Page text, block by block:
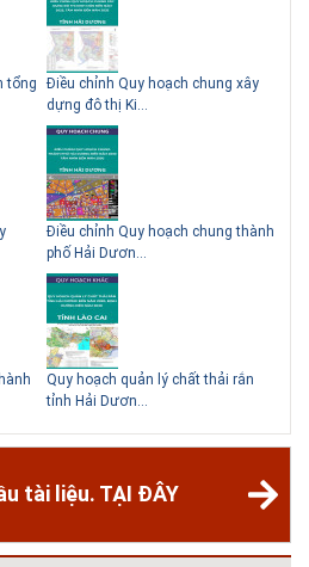
Tuyển sinh đại học với 280 chỉ tiêu, thời
tổng
Điều chỉnh Quy hoạch chung xây
dựng đô thị Ki...
Điều chỉnh Quy hoạch chung thành
phố Hải Dươn...
Quy hoạch quản lý chất thải rắn
tỉnh Hải Dươn...
tài liệu. TẠI ĐÂY